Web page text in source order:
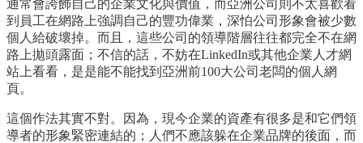
通常會誇飾自己的企業文化與價值，而亞洲公司則不太喜歡看
到員工在網路上強調自己的豐功偉業，深怕公司形象會被少數
個人給破壞掉。而且，這些公司的領導階層往往都完全不在網
路上拋頭露面；不信的話，不妨在LinkedIn或其他企業人才網
站上看看，是是能不能找到亞洲前100大公司老闆的個人網
頁。
這個作法其實不對。因為，現今企業的資產有很多是和它們領
導者的形象緊密連結的；人們不應該躲在企業品牌的後面，而